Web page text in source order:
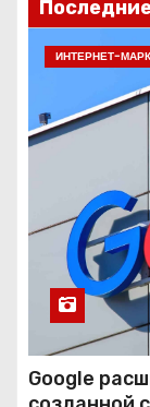
ИНТЕРНЕТ-
Google